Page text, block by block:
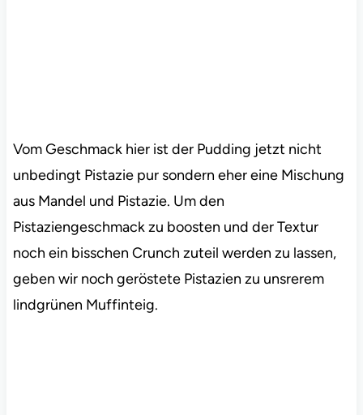
Vom Geschmack hier ist der Pudding jetzt nicht
unbedingt Pistazie pur sondern eher eine Mischung
aus Mandel und Pistazie. Um den
Pistaziengeschmack zu boosten und der Textur
noch ein bisschen Crunch zuteil werden zu lassen,
geben wir noch geröstete Pistazien zu unsrerem
lindgrünen Muffinteig.